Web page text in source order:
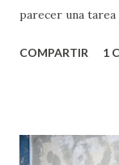
parecer una tarea
partes de ti que
conoces ni la
COMPARTIR 1